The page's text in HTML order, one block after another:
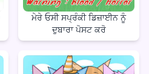
ਮੇਰੇ ਓਸੀ ਸਪ੍ਰੰਕੀ ਡਿਜ਼ਾਈਨ ਨੂੰ
ਦੁਬਾਰਾ ਪੋਸਟ ਕਰੋ